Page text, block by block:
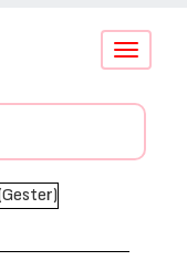
Conmutar